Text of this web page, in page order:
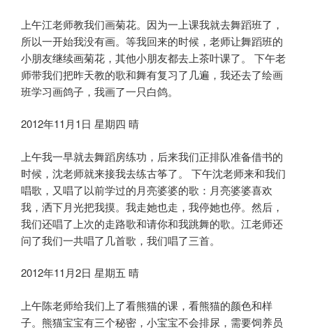
上午江老师教我们画菊花。因为一上课我就去舞蹈班了，
所以一开始我没有画。等我回来的时候，老师让舞蹈班的
小朋友继续画菊花，其他小朋友都去上茶叶课了。 下午老
师带我们把昨天教的歌和舞有复习了几遍，我还去了绘画
班学习画鸽子，我画了一只白鸽。
2012年11月1日 星期四 晴
上午我一早就去舞蹈房练功，后来我们正排队准备借书的
时候，沈老师就来接我去练古筝了。 下午沈老师来和我们
唱歌，又唱了以前学过的月亮婆婆的歌：月亮婆婆喜欢
我，洒下月光把我摸。我走她也走，我停她也停。然后，
我们还唱了上次的走路歌和请你和我跳舞的歌。江老师还
问了我们一共唱了几首歌，我们唱了三首。
2012年11月2日 星期五 晴
上午陈老师给我们上了看熊猫的课，看熊猫的颜色和样
子。熊猫宝宝有三个秘密，小宝宝不会排尿，需要饲养员